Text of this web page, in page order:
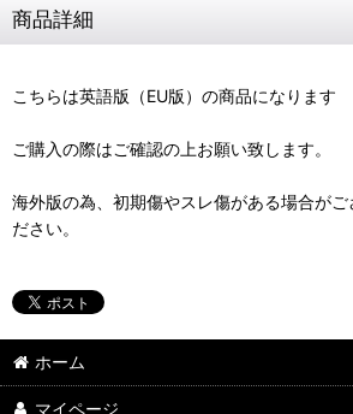
商品詳細
こちらは英語版（EU版）の商品になります
ご購入の際はご確認の上お願い致します。
海外版の為、初期傷やスレ傷がある場合がご
ださい。
ホーム
マイページ